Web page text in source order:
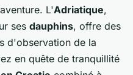
L'Adriatique,
ses dauphins, offre des
d'observation de la
en quête de tranquillité